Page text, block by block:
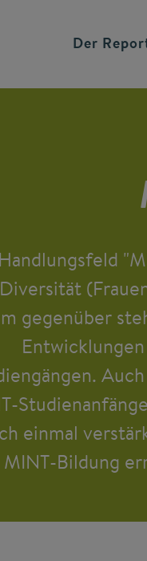
Der
gegenüber
einmal
MINT-Bildung